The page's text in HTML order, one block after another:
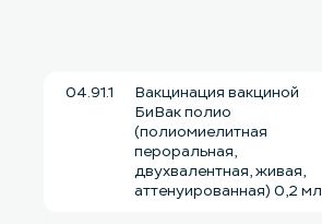
04.91.1
Вакцинация вакциной
БиВак полио
(полиомиелитная
пероральная,
двухвалентная, живая,
аттенуированная) 0,2 мл